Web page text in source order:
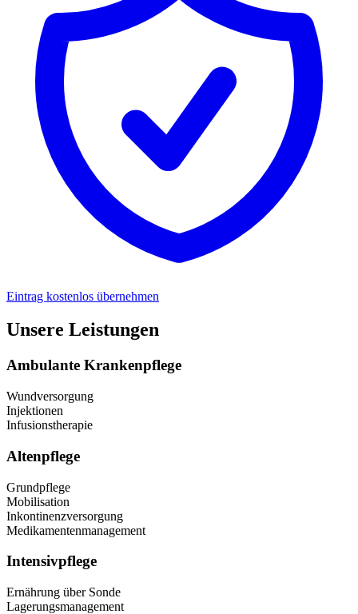
Eintrag kostenlos übernehmen
Unsere Leistungen
Ambulante Krankenpflege
Wundversorgung
Injektionen
Infusionstherapie
Altenpflege
Grundpflege
Mobilisation
Inkontinenzversorgung
Medikamentenmanagement
Intensivpflege
Ernährung über Sonde
Lagerungsmanagement